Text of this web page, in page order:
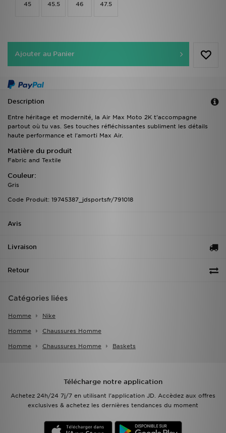
45 45.5 46 47.5
Ajouter au Panier
Description
Entre héritage et modernité, la Air Max Moto 2K t'accompagne
partout où tu vas. Ses touches réfléchissantes subliment les détails
haute performance et l'amorti Max Air.
Matière du produit
Fabric and Textile
Couleur:
Gris
Code Produit: 19745387_jdsportsfr/791018
Avis
Livraison
Retour
Catégories liées
Homme Nike
Homme Chaussures Homme
Homme Chaussures Homme Baskets
Télécharge notre application
Achetez 24h/24 7j/7 en utilisant l'application JD. Accèdez aux offres
exclusives & achetez les dernières tendances du moment